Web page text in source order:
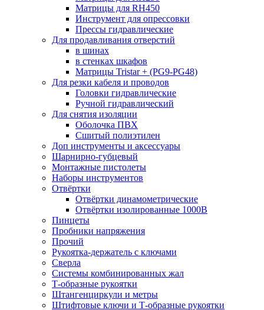
Матрицы для RH450
Инструмент для опрессовки
Прессы гидравлические
Для продавливания отверстий
в шинах
в стенках шкафов
Матрицы Tristar + (PG9-PG48)
Для резки кабеля и проводов
Головки гидравлические
Ручной гидравлический
Для снятия изоляции
Оболочка ПВХ
Сшитый полиэтилен
Доп инструменты и аксессуары
Шарнирно-губцевый
Монтажные пистолеты
Наборы инструментов
Отвёртки
Отвёртки динамометрические
Отвёртки изолированные 1000В
Пинцеты
Пробники напряжения
Прочий
Рукоятка-держатель с ключами
Сверла
Системы комбинированных жал
Т-образные рукоятки
Штангенциркули и метры
Штифтовые ключи и Т-образные рукоятки